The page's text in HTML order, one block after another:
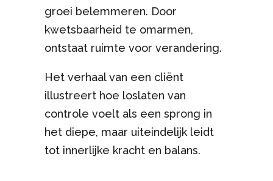
groei belemmeren. Door
kwetsbaarheid te omarmen,
ontstaat ruimte voor verandering.
Het verhaal van een cliënt
illustreert hoe loslaten van
controle voelt als een sprong in
het diepe, maar uiteindelijk leidt
tot innerlijke kracht en balans.